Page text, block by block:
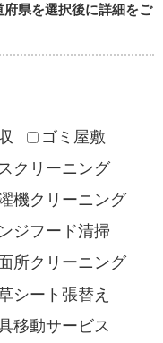
県を選択後に詳細をご
ゴミ屋敷
クリーニング
機クリーニング
ジフード清掃
所クリーニング
シート張替え
移動サービス